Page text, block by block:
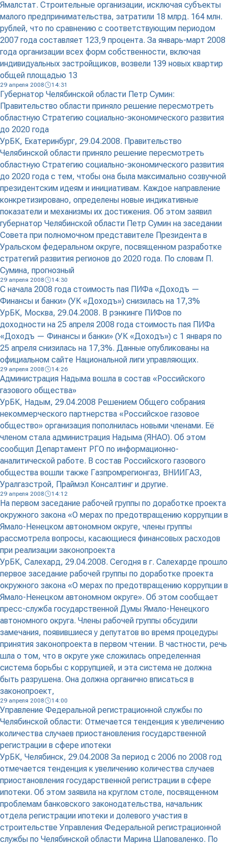
Ямалстат. Строительные организации, исключая субъекты
малого предпринимательства, затратили 18 млрд. 164 млн.
рублей, что по сравнению с соответствующим периодом
2007 года составляет 123,9 процента. За январь-март 2008
года организации всех форм собственности, включая
индивидуальных застройщиков, возвели 139 новых квартир
общей площадью 13
29 апреля 2008 14:31
Губернатор Челябинской области Петр Сумин:
Правительство области приняло решение пересмотреть
областную Стратегию социально-экономического развития
до 2020 года
УрБК, Екатеринбург, 29.04.2008. Правительство
Челябинской области приняло решение пересмотреть
областную Стратегию социально-экономического развития
до 2020 года с тем, чтобы она была максимально созвучной
президентским идеям и инициативам. Каждое направление
конкретизировано, определены новые индикативные
показатели и механизмы их достижения. Об этом заявил
губернатор Челябинской области Петр Сумин на заседании
Совета при полномочном представителе Президента в
Уральском федеральном округе, посвященном разработке
стратегий развития регионов до 2020 года. По словам П.
Сумина, прогнозный
29 апреля 2008 14:30
С начала 2008 года стоимость пая ПИФа «Доходъ —
Финансы и банки» (УК «Доходъ») снизилась на 17,3%
УрБК, Москва, 29.04.2008. В рэнкинге ПИФов по
доходности на 25 апреля 2008 года стоимость пая ПИФа
«Доходъ — Финансы и банки» (УК «Доходъ») с 1 января по
25 апреля снизилась на 17,3%. Данные опубликованы на
официальном сайте Национальной лиги управляющих.
29 апреля 2008 14:26
Администрация Надыма вошла в состав «Российского
газового общества»
УрБК, Надым, 29.04.2008 Решением Общего собрания
некоммерческого партнерства «Российское газовое
общество» организация пополнилась новыми членами. Её
членом стала администрация Надыма (ЯНАО). Об этом
сообщил Департамент РГО по информационно-
аналитической работе. В состав Российского газового
общества вошли также Газпромрегионгаз, ВНИИГАЗ,
Уралгазстрой, Праймэл Консалтинг и другие.
29 апреля 2008 14:12
На первом заседание рабочей группы по доработке проекта
окружного закона «О мерах по предотвращению коррупции в
Ямало-Ненецком автономном округе, члены группы
рассмотрела вопросы, касающиеся финансовых расходов
при реализации законопроекта
УрБК, Салехард, 29.04.2008. Сегодня в г. Салехарде прошло
первое заседание рабочей группы по доработке проекта
окружного закона «О мерах по предотвращению коррупции в
Ямало-Ненецком автономном округе». Об этом сообщает
пресс-служба государственной Думы Ямало-Ненецкого
автономного округа. Члены рабочей группы обсудили
замечания, появившиеся у депутатов во время процедуры
принятия законопроекта в первом чтении. В частности, речь
шла о том, что в округе уже сложилась определенная
система борьбы с коррупцией, и эта система не должна
быть разрушена. Она должна органично вписаться в
законопроект,
29 апреля 2008 14:00
Управление Федеральной регистрационной службы по
Челябинской области: Отмечается тенденция к увеличению
количества случаев приостановления государственной
регистрации в сфере ипотеки
УрБК, Челябинск, 29.04.2008 За период с 2006 по 2008 год
отмечается тенденция к увеличению количества случаев
приостановления государственной регистрации в сфере
ипотеки. Об этом заявила на круглом столе, посвященном
проблемам банковского законодательства, начальник
отдела регистрации ипотеки и долевого участия в
строительстве Управления Федеральной регистрационной
службы по Челябинской области Марина Шаповаленко. По